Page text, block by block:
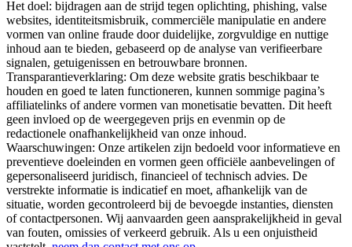
Het doel: bijdragen aan de strijd tegen oplichting, phishing, valse
websites, identiteitsmisbruik, commerciële manipulatie en andere
vormen van online fraude door duidelijke, zorgvuldige en nuttige
inhoud aan te bieden, gebaseerd op de analyse van verifieerbare
signalen, getuigenissen en betrouwbare bronnen.
Transparantieverklaring: Om deze website gratis beschikbaar te
houden en goed te laten functioneren, kunnen sommige pagina’s
affiliatelinks of andere vormen van monetisatie bevatten. Dit heeft
geen invloed op de weergegeven prijs en evenmin op de
redactionele onafhankelijkheid van onze inhoud.
Waarschuwingen: Onze artikelen zijn bedoeld voor informatieve en
preventieve doeleinden en vormen geen officiële aanbevelingen of
gepersonaliseerd juridisch, financieel of technisch advies. De
verstrekte informatie is indicatief en moet, afhankelijk van de
situatie, worden gecontroleerd bij de bevoegde instanties, diensten
of contactpersonen. Wij aanvaarden geen aansprakelijkheid in geval
van fouten, omissies of verkeerd gebruik. Als u een onjuistheid